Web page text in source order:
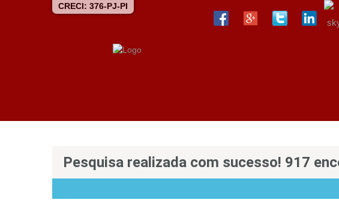
CRECI: 376-PJ-PI
Pesquisa realizada com sucesso! 917